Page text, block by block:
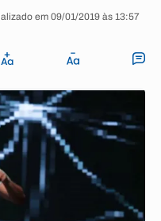
em 09/01/2019 às 13:57